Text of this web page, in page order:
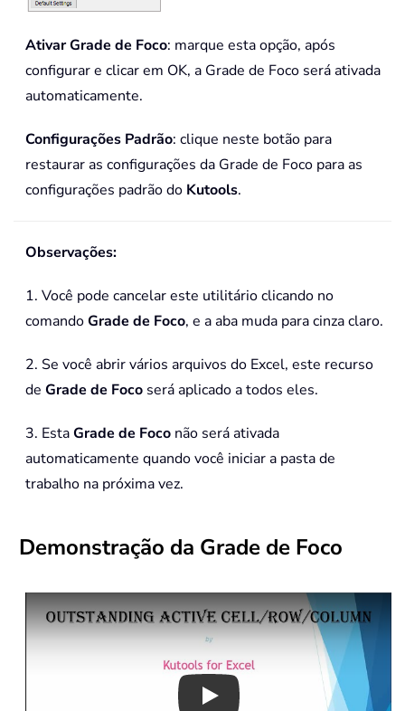
Ativar Grade de Foco: marque esta opção, após
configurar e clicar em OK, a Grade de Foco será ativada
automaticamente.
Configurações Padrão: clique neste botão para
restaurar as configurações da Grade de Foco para as
configurações padrão do Kutools.
Observações:
1. Você pode cancelar este utilitário clicando no
comandoGrade de Foco, e a aba muda para cinza claro.
2. Se você abrir vários arquivos do Excel, este recurso
de Grade de Foco será aplicado a todos eles.
3. EstaGrade de Foco não será ativada
automaticamente quando você iniciar a pasta de
trabalho na próxima vez.
Demonstração da Grade de Foco
Play